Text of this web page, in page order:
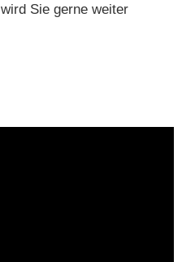
Sie gerne weiter